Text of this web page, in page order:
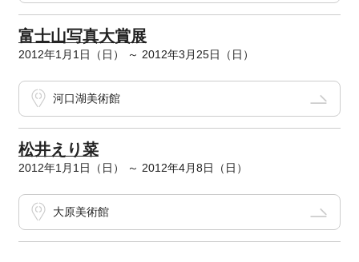
富士山写真大賞展
2012年1月1日（日） ～ 2012年3月25日（日）
河口湖美術館
松井えり菜
2012年1月1日（日） ～ 2012年4月8日（日）
大原美術館